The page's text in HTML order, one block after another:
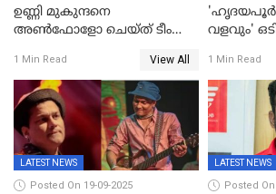
ഉണ്ണി മുകുന്ദനെ
അൺഫോളോ ചെയ്ത് ടീം
മാർക്കോയിൽ യാഷ്,
പൃഥ്വിരാജ്,
മമ്മുട്ടി,മോഹൻലാൽ..ചർച്ചകളുമായി
സൈബർലോകവും
1 Min Read View All
വളവും'
1 Min Read
LATEST NEWS
Posted On 19-09-2025
LATEST NEWS
Posted On